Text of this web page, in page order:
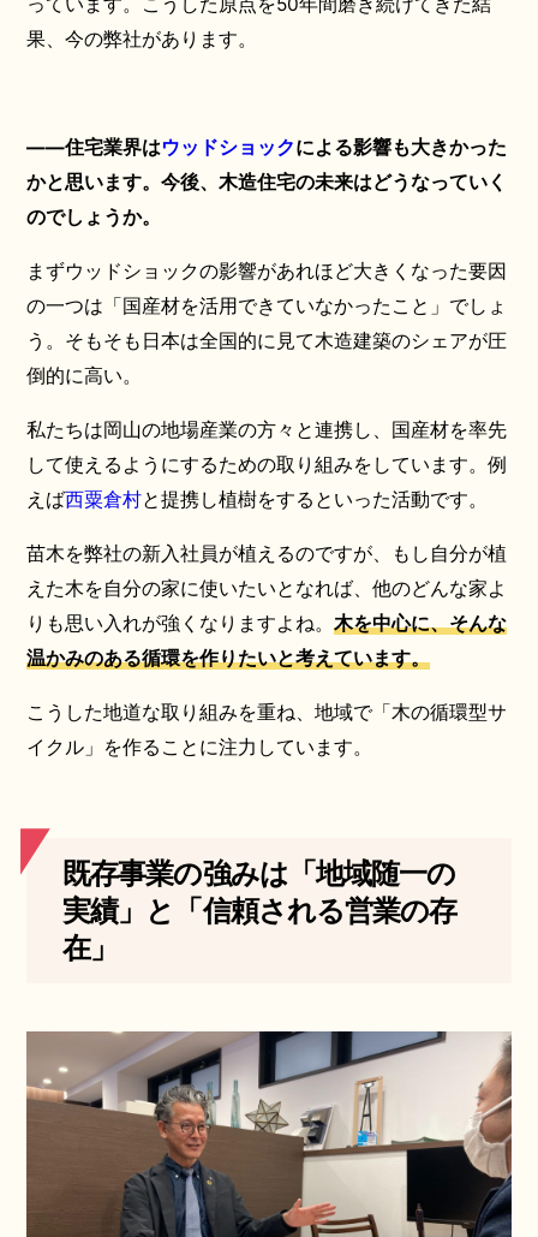
果、今の弊社があります。
――住宅業界はウッドショックによる影響も大きかった
かと思います。今後、木造住宅の未来はどうなっていく
のでしょうか。
まずウッドショックの影響があれほど大きくなった要因
の一つは「国産材を活用できていなかったこと」でしょ
う。そもそも日本は全国的に見て木造建築のシェアが圧
倒的に高い。
私たちは岡山の地場産業の方々と連携し、国産材を率先
して使えるようにするための取り組みをしています。例
えば西粟倉村と提携し植樹をするといった活動です。
苗木を弊社の新入社員が植えるのですが、もし自分が植
えた木を自分の家に使いたいとなれば、他のどんな家よ
りも思い入れが強くなりますよね。 木を中心に、そんな
温かみのある循環を作りたいと考えています。
こうした地道な取り組みを重ね、地域で「木の循環型サ
イクル」を作ることに注力しています。
既存事業の強みは「地域随一の
実績」と「信頼される営業の存
在」